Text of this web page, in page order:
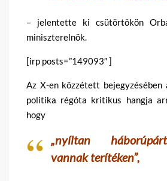
– jelentette ki csütörtökön
miniszterelnök.
[irp posts=”149093″ ]
Az X-en közzétett
politika régóta kritikus hangja
hogy
„nyíltan
vannak terítéken”,